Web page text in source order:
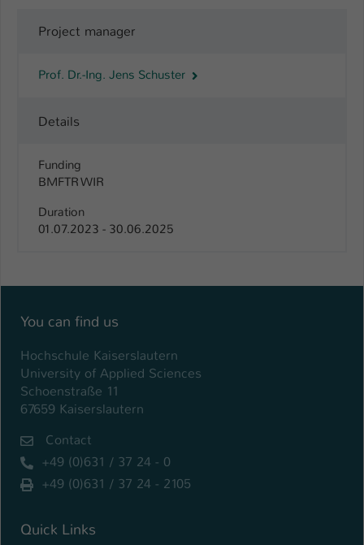
Project manager
Prof. Dr.-Ing. Jens Schuster
Details
Funding
BMFTR WIR
Duration
01.07.2023 - 30.06.2025
You can find us
Hochschule Kaiserslautern
University of Applied Sciences
Schoenstraße 11
67659 Kaiserslautern
Contact
+49 (0)631 / 37 24 - 0
+49 (0)631 / 37 24 - 2105
Quick Links
zu verwalten.